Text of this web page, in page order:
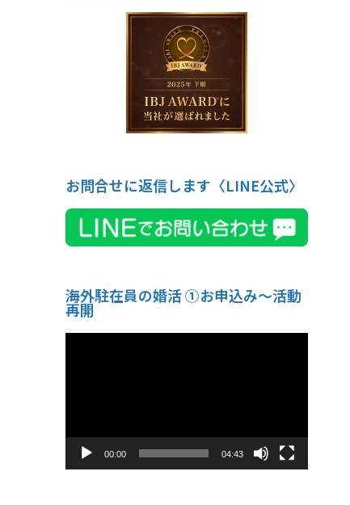
お問合せに返信します〈LINE公式〉
海外駐在員の婚活 ①お申込み〜活動
再開
動
00:00 04:43